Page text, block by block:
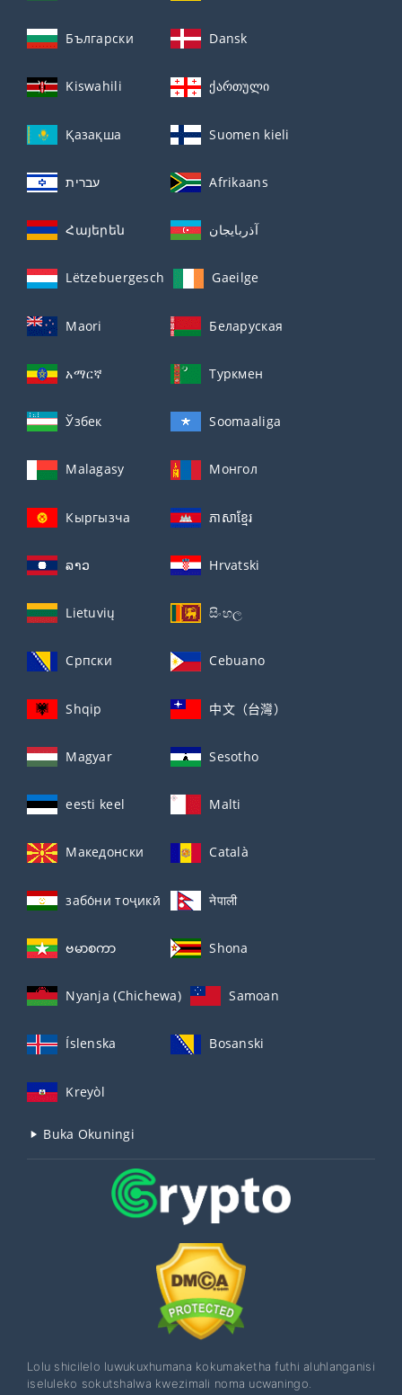
Български Dansk
Kiswahili ქართული
Қазақша Suomen kieli
עברית Afrikaans
Հայերեն آذربايجان
Lëtzebuergesch Gaeilge
Maori Беларуская
አማርኛ Туркмен
Ўзбек Soomaaliga
Malagasy Монгол
Кыргызча ភាសាខ្មែរ
ລາວ Hrvatski
Lietuvių සිංහල
Српски Cebuano
Shqip 中文（台灣）
Magyar Sesotho
eesti keel Malti
Македонски Català
забо́ни тоҷикӣ́ नेपाली
ဗမာစကာ Shona
Nyanja (Chichewa) Samoan
Íslenska Bosanski
Kreyòl
Buka Okuningi
Lolu shicilelo luwukuxhumana kokumaketha futhi aluhlanganisi
iseluleko sokutshalwa kwezimali noma ucwaningo.